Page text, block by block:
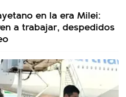
en la era Milei:
a trabajar, despedidos